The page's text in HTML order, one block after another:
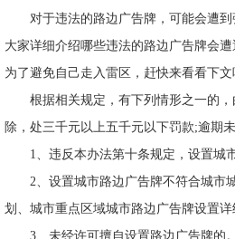
对于违法的路边广告牌，可能会遭
大家详细介绍哪些违法的路边广告牌会
为了避免自己走入雷区，赶快来看看下文
根据相关规定，有下列情形之一的
除，处三千元以上五千元以下罚款;逾期
1、违反本办法第十条规定，设置城
2、设置城市路边广告牌不符合城市
划、城市重点区域城市路边广告牌设置
3、未经许可擅自设置路边广告牌的。